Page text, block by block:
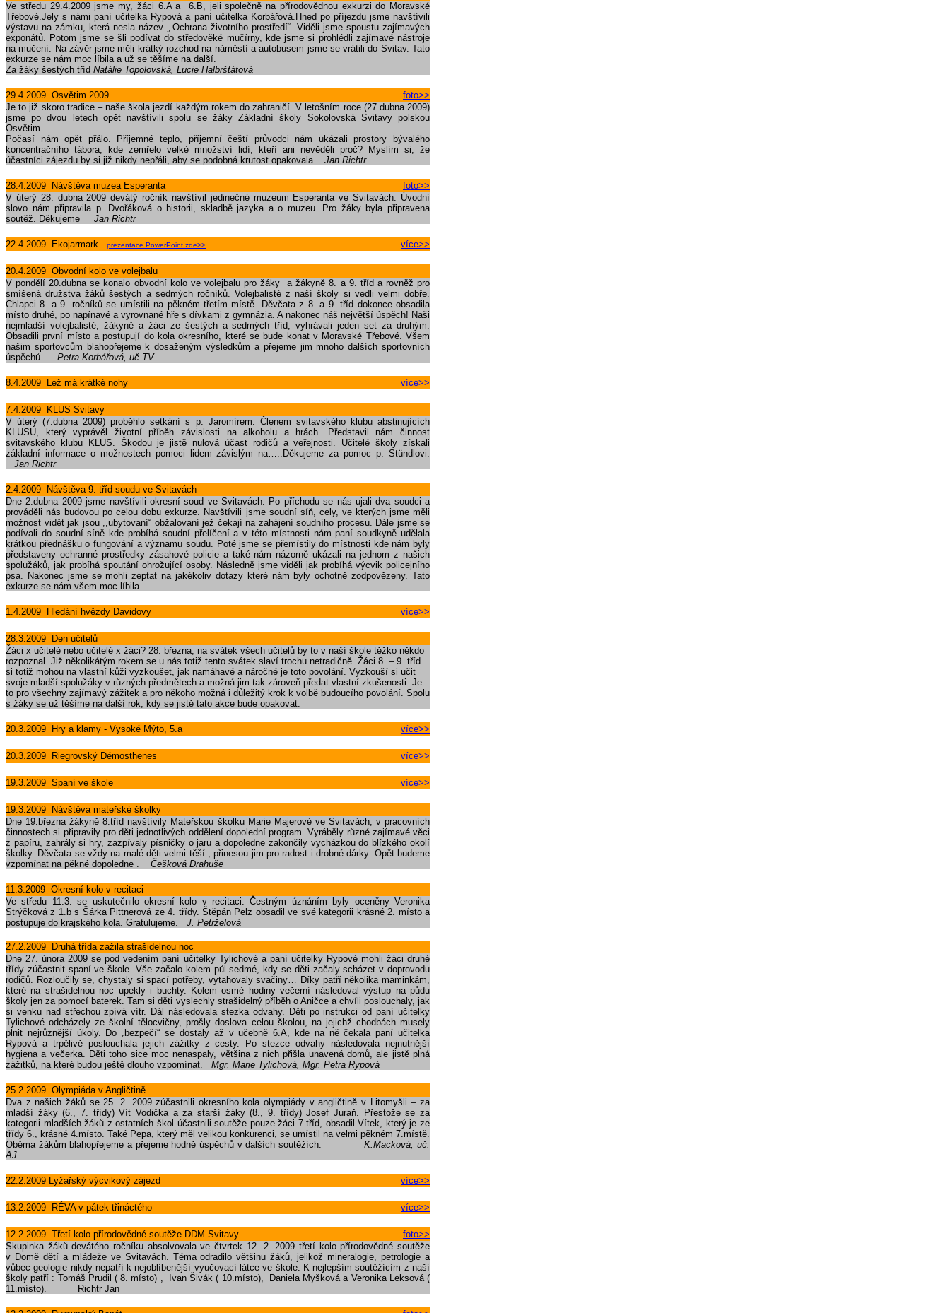
Ve středu 29.4.2009 jsme my, žáci 6.A a 6.B, jeli společně na přírodovědnou exkurzi do Moravské
Třebové.Jely s námi paní učitelka Rypová a paní učitelka Korbářová.Hned po příjezdu jsme navštívili
výstavu na zámku, která nesla název „ Ochrana životního prostředí“. Viděli jsme spoustu zajímavých
exponátů. Potom jsme se šli podívat do středověké mučírny, kde jsme si prohlédli zajímavé nástroje
na mučení. Na závěr jsme měli krátký rozchod na náměstí a autobusem jsme se vrátili do Svitav. Tato
exkurze se nám moc líbila a už se těšíme na další.
Za žáky šestých tříd Natálie Topolovská, Lucie Halbrštátová
29.4.2009 Osvětim 2009
foto>>
Je to již skoro tradice – naše škola jezdí každým rokem do zahraničí. V letošním roce (27.dubna 2009)
jsme po dvou letech opět navštívili spolu se žáky Základní školy Sokolovská Svitavy polskou
Osvětim.
Počasí nám opět přálo. Příjemné teplo, příjemní čeští průvodci nám ukázali prostory bývalého
koncentračního tábora, kde zemřelo velké množství lidí, kteří ani nevěděli proč? Myslím si, že
účastníci zájezdu by si již nikdy nepřáli, aby se podobná krutost opakovala. Jan Richtr
28.4.2009 Návštěva muzea Esperanta
foto>>
V úterý 28. dubna 2009 devátý ročník navštívil jedinečné muzeum Esperanta ve Svitavách. Úvodní
slovo nám připravila p. Dvořáková o historii, skladbě jazyka a o muzeu. Pro žáky byla připravena
soutěž. Děkujeme Jan Richtr
22.4.2009 Ekojarmark prezentace PowerPoint zde>> více>>
20.4.2009 Obvodní kolo ve volejbalu
V pondělí 20.dubna se konalo obvodní kolo ve volejbalu pro žáky a žákyně 8. a 9. tříd a rovněž pro
smíšená družstva žáků šestých a sedmých ročníků. Volejbalisté z naší školy si vedli velmi dobře.
Chlapci 8. a 9. ročníků se umístili na pěkném třetím místě. Děvčata z 8. a 9. tříd dokonce obsadila
místo druhé, po napínavé a vyrovnané hře s dívkami z gymnázia. A nakonec náš největší úspěch! Naši
nejmladší volejbalisté, žákyně a žáci ze šestých a sedmých tříd, vyhrávali jeden set za druhým.
Obsadili první místo a postupují do kola okresního, které se bude konat v Moravské Třebové. Všem
našim sportovcům blahopřejeme k dosaženým výsledkům a přejeme jim mnoho dalších sportovních
úspěchů. Petra Korbářová, uč.TV
8.4.2009 Lež má krátké nohy více>>
7.4.2009 KLUS Svitavy
V úterý (7.dubna 2009) proběhlo setkání s p. Jaromírem. Členem svitavského klubu abstinujících
KLUSU, který vyprávěl životní příběh závislosti na alkoholu a hrách. Představil nám činnost
svitavského klubu KLUS. Škodou je jistě nulová účast rodičů a veřejnosti. Učitelé školy získali
základní informace o možnostech pomoci lidem závislým na…..Děkujeme za pomoc p. Stündlovi.
Jan Richtr
2.4.2009 Návštěva 9. tříd soudu ve Svitavách
Dne 2.dubna 2009 jsme navštívili okresní soud ve Svitavách. Po příchodu se nás ujali dva soudci a
prováděli nás budovou po celou dobu exkurze. Navštívili jsme soudní síň, cely, ve kterých jsme měli
možnost vidět jak jsou ,,ubytovaní“ obžalovaní jež čekají na zahájení soudního procesu. Dále jsme se
podívali do soudní síně kde probíhá soudní přelíčení a v této místnosti nám paní soudkyně udělala
krátkou přednášku o fungování a významu soudu. Poté jsme se přemístily do místnosti kde nám byly
představeny ochranné prostředky zásahové policie a také nám názorně ukázali na jednom z našich
spolužáků, jak probíhá spoutání ohrožující osoby. Následně jsme viděli jak probíhá výcvik policejního
psa. Nakonec jsme se mohli zeptat na jakékoliv dotazy které nám byly ochotně zodpovězeny. Tato
exkurze se nám všem moc líbila.
1.4.2009 Hledání hvězdy Davidovy více>>
28.3.2009 Den učitelů
Žáci x učitelé nebo učitelé x žáci? 28. března, na svátek všech učitelů by to v naší škole těžko někdo
rozpoznal. Již několikátým rokem se u nás totiž tento svátek slaví trochu netradičně. Žáci 8. – 9. tříd
si totiž mohou na vlastní kůži vyzkoušet, jak namáhavé a náročné je toto povolání. Vyzkouší si učit
svoje mladší spolužáky v různých předmětech a možná jim tak zároveň předat vlastní zkušenosti. Je
to pro všechny zajímavý zážitek a pro někoho možná i důležitý krok k volbě budoucího povolání. Spolu
s žáky se už těšíme na další rok, kdy se jistě tato akce bude opakovat.
20.3.2009 Hry a klamy - Vysoké Mýto, 5.a více>>
20.3.2009 Riegrovský Démosthenes více>>
19.3.2009 Spaní ve škole více>>
19.3.2009 Návštěva mateřské školky
Dne 19.března žákyně 8.tříd navštívily Mateřskou školku Marie Majerové ve Svitavách, v pracovních
činnostech si připravily pro děti jednotlivých oddělení dopolední program. Vyráběly různé zajímavé věci
z papíru, zahrály si hry, zazpívaly písničky o jaru a dopoledne zakončily vycházkou do blízkého okolí
školky. Děvčata se vždy na malé děti velmi těší , přinesou jim pro radost i drobné dárky. Opět budeme
vzpomínat na pěkné dopoledne . Češková Drahuše
11.3.2009 Okresní kolo v recitaci
Ve středu 11.3. se uskutečnilo okresní kolo v recitaci. Čestným úznáním byly oceněny Veronika
Strýčková z 1.b s Šárka Pittnerová ze 4. třídy. Štěpán Pelz obsadil ve své kategorii krásné 2. místo a
postupuje do krajského kola. Gratulujeme. J. Petrželová
27.2.2009 Druhá třída zažila strašidelnou noc
Dne 27. února 2009 se pod vedením paní učitelky Tylichové a paní učitelky Rypové mohli žáci druhé
třídy zúčastnit spaní ve škole. Vše začalo kolem půl sedmé, kdy se děti začaly scházet v doprovodu
rodičů. Rozloučily se, chystaly si spací potřeby, vytahovaly svačiny… Díky patří několika maminkám,
které na strašidelnou noc upekly i buchty. Kolem osmé hodiny večerní následoval výstup na půdu
školy jen za pomocí baterek. Tam si děti vyslechly strašidelný příběh o Aničce a chvíli poslouchaly, jak
si venku nad střechou zpívá vítr. Dál následovala stezka odvahy. Děti po instrukci od paní učitelky
Tylichové odcházely ze školní tělocvičny, prošly doslova celou školou, na jejichž chodbách musely
plnit nejrůznější úkoly. Do „bezpečí“ se dostaly až v učebně 6.A, kde na ně čekala paní učitelka
Rypová a trpělivě poslouchala jejich zážitky z cesty. Po stezce odvahy následovala nejnutnější
hygiena a večerka. Děti toho sice moc nenaspaly, většina z nich přišla unavená domů, ale jistě plná
zážitků, na které budou ještě dlouho vzpomínat. Mgr. Marie Tylichová, Mgr. Petra Rypová
25.2.2009 Olympiáda v Angličtině
Dva z našich žáků se 25. 2. 2009 zúčastnili okresního kola olympiády v angličtině v Litomyšli – za
mladší žáky (6., 7. třídy) Vít Vodička a za starší žáky (8., 9. třídy) Josef Juraň. Přestože se za
kategorii mladších žáků z ostatních škol účastnili soutěže pouze žáci 7.tříd, obsadil Vítek, který je ze
třídy 6., krásné 4.místo. Také Pepa, který měl velikou konkurenci, se umístil na velmi pěkném 7.místě.
Oběma žákům blahopřejeme a přejeme hodně úspěchů v dalších soutěžích.K.Macková, uč.
AJ
22.2.2009 Lyžařský výcvikový zájezd více>>
13.2.2009 RÉVA v pátek třináctého více>>
12.2.2009 Třetí kolo přírodovědné soutěže DDM Svitavy
foto>>
Skupinka žáků devátého ročníku absolvovala ve čtvrtek 12. 2. 2009 třetí kolo přírodovědné soutěže
v Domě dětí a mládeže ve Svitavách. Téma odradilo většinu žáků, jelikož mineralogie, petrologie a
vůbec geologie nikdy nepatří k nejoblíbenější vyučovací látce ve škole. K nejlepším soutěžícím z naší
školy patří : Tomáš Prudil ( 8. místo) , Ivan Šivák ( 10.místo), Daniela Myšková a Veronika Leksová (
11.místo). Richtr Jan